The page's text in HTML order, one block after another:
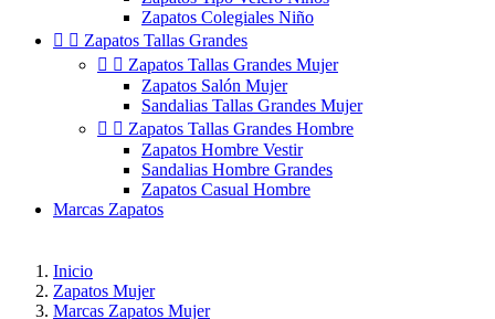
Zapatos Colegiales Niño
  Zapatos Tallas Grandes
  Zapatos Tallas Grandes Mujer
Zapatos Salón Mujer
Sandalias Tallas Grandes Mujer
  Zapatos Tallas Grandes Hombre
Zapatos Hombre Vestir
Sandalias Hombre Grandes
Zapatos Casual Hombre
Marcas Zapatos
Inicio
Zapatos Mujer
Marcas Zapatos Mujer